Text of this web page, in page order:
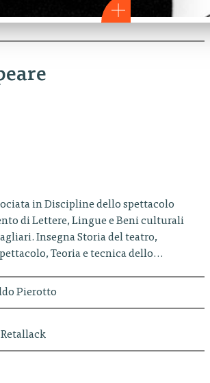
in Discipline dello spettacolo
di Lettere, Lingue e Beni culturali
Insegna Storia del teatro,
Teoria e tecnica dello…
Pierotto